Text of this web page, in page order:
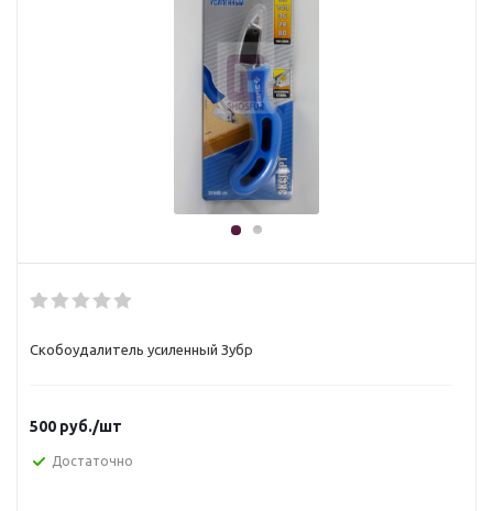
Скобоудалитель усиленный Зубр
500 руб./шт
Достаточно